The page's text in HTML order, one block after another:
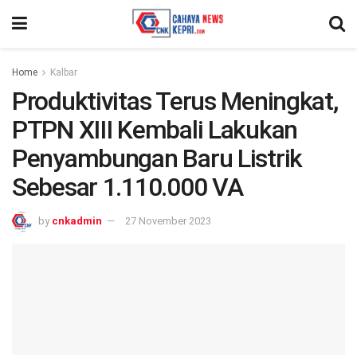
Home Kalbar
Produktivitas Terus Meningkat,
PTPN XIII Kembali Lakukan
Penyambungan Baru Listrik
Sebesar 1.110.000 VA
by cnkadmin 27 November 2023